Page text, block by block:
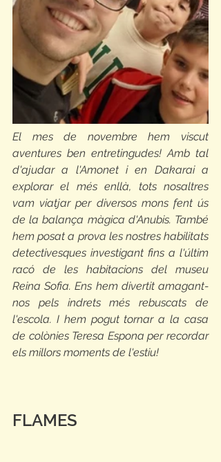
El mes de novembre hem viscut
aventures ben entretingudes! Amb tal
d'ajudar a l'Amonet i en Dakarai a
explorar el més enllà, tots nosaltres
vam viatjar per diversos mons fent ús
de la balança màgica d'Anubis. També
hem posat a prova les nostres habilitats
detectivesques investigant fins a l'últim
racó de les habitacions del museu
Reina Sofia. Ens hem divertit amagant-
nos pels indrets més rebuscats de
l'escola. I hem pogut tornar a la casa
de colònies Teresa Espona per recordar
els millors moments de l'estiu!
FLAMES